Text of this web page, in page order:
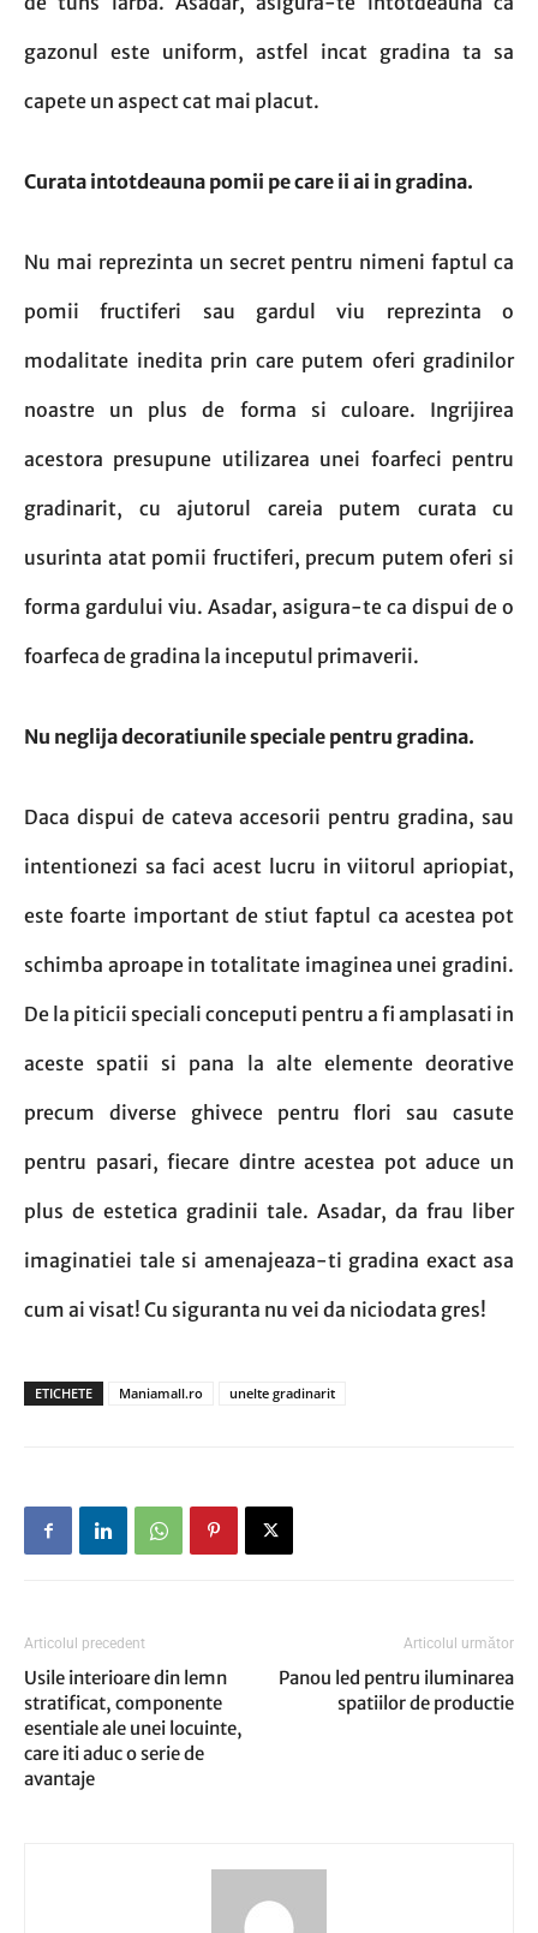
gazonul este uniform, astfel incat gradina ta sa
capete un aspect cat mai placut.
Curata intotdeauna pomii pe care ii ai in gradina.
Nu mai reprezinta un secret pentru nimeni faptul ca
pomii fructiferi sau gardul viu reprezinta o
modalitate inedita prin care putem oferi gradinilor
noastre un plus de forma si culoare. Ingrijirea
acestora presupune utilizarea unei foarfeci pentru
gradinarit, cu ajutorul careia putem curata cu
usurinta atat pomii fructiferi, precum putem oferi si
forma gardului viu. Asadar, asigura-te ca dispui de o
foarfeca de gradina la inceputul primaverii.
Nu neglija decoratiunile speciale pentru gradina.
Daca dispui de cateva accesorii pentru gradina, sau
intentionezi sa faci acest lucru in viitorul apriopiat,
este foarte important de stiut faptul ca acestea pot
schimba aproape in totalitate imaginea unei gradini.
De la piticii speciali conceputi pentru a fi amplasati in
aceste spatii si pana la alte elemente deorative
precum diverse ghivece pentru flori sau casute
pentru pasari, fiecare dintre acestea pot aduce un
plus de estetica gradinii tale. Asadar, da frau liber
imaginatiei tale si amenajeaza-ti gradina exact asa
cum ai visat! Cu siguranta nu vei da niciodata gres!
ETICHETE Maniamall.ro unelte gradinarit
Articolul precedent
Usile interioare din lemn
stratificat, componente
esentiale ale unei locuinte,
care iti aduc o serie de
avantaje
Articolul următor
Panou led pentru iluminarea
spatiilor de productie